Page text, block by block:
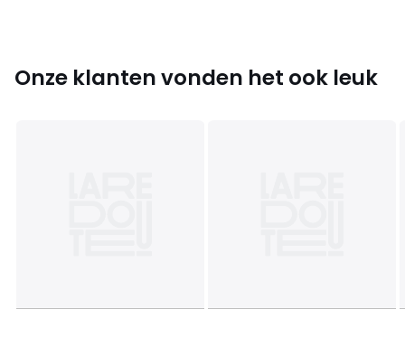
Onze klanten vonden het ook leuk